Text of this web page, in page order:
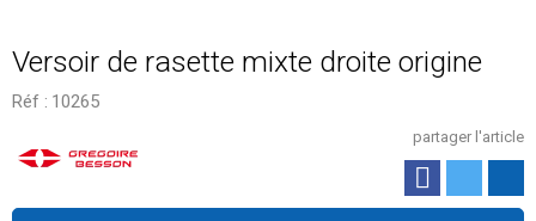
Versoir de rasette mixte droite origine
Réf : 10265
partager l'article